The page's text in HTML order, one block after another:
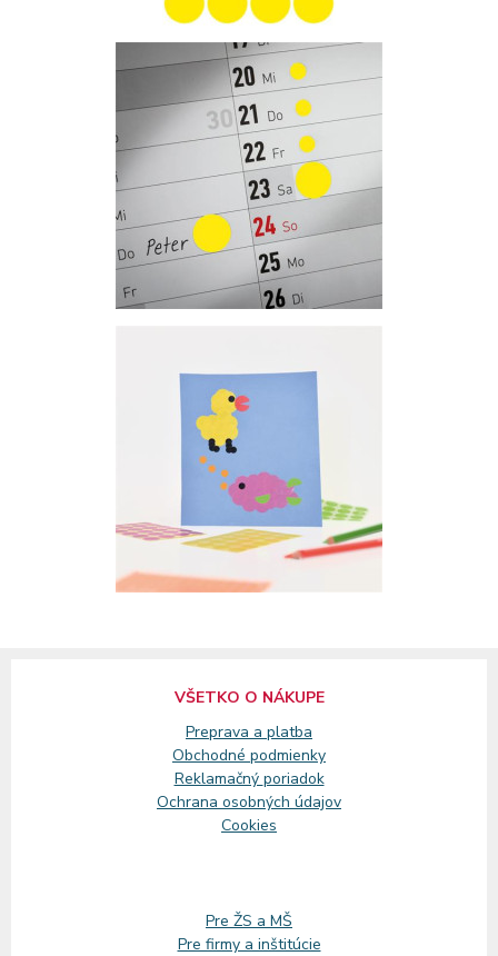
VŠETKO O NÁKUPE
Preprava a platba
Obchodné podmienky
Reklamačný poriadok
Ochrana osobných údajov
Cookies
Pre ŽS a MŠ
Pre firmy a inštitúcie